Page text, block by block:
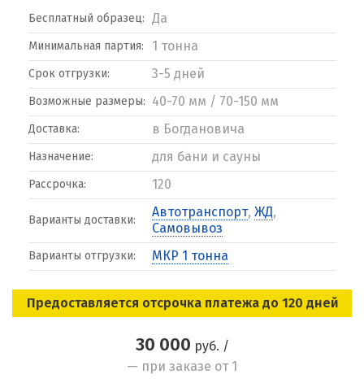
Бесплатный образец: Да
Минимальная партия: 1 тонна
Срок отгрузки: 3-5 дней
Возможные размеры: 40-70 мм / 70-150 мм
Доставка: в Богдановича
Назначение: для бани и сауны
Рассрочка: 120
Варианты доставки:
Автотранспорт, ЖД,
Самовывоз
Варианты отгрузки: МКР 1 тонна
Предоставляется отсрочка платежа до 120 дней
30 000 руб. /
— при заказе от 1